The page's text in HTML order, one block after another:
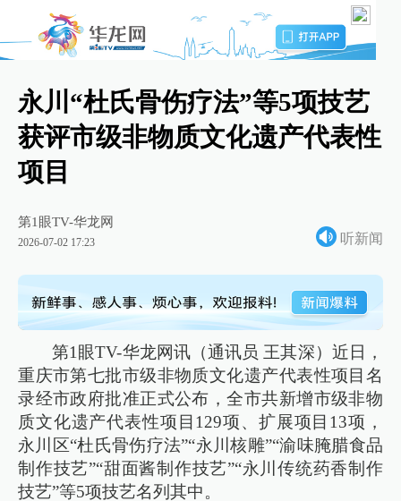
永川“杜氏骨伤疗法”等5项技艺
获评市级非物质文化遗产代表性
项目
第1眼TV-华龙网
2026-07-02 17:23 听新闻
第1眼TV-华龙网讯（通讯员 王其深）近日，
重庆市第七批市级非物质文化遗产代表性项目名
录经市政府批准正式公布，全市共新增市级非物
质文化遗产代表性项目129项、扩展项目13项，
永川区“杜氏骨伤疗法”“永川核雕”“渝味腌腊食品
制作技艺”“甜面酱制作技艺”“永川传统药香制作
技艺”等5项技艺名列其中。